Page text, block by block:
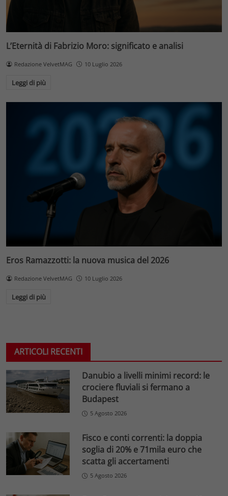
L’Eternità di Fabrizio Moro: significato e analisi
Redazione VelvetMAG 10 Luglio 2026
Leggi di più
Eros Ramazzotti: la nuova musica del 2026
Redazione VelvetMAG 10 Luglio 2026
Leggi di più
ARTICOLI RECENTI
Danubio a livelli minimi record: le
crociere fluviali si fermano a
Budapest
5 Agosto 2026
Fisco e conti correnti: la doppia
soglia di 20% e 71mila euro che
scatta gli accertamenti
5 Agosto 2026